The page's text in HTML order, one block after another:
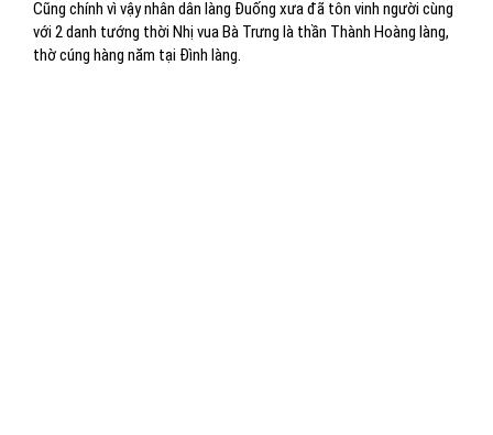
Cũng chính vì vậy nhân dân làng Đuống xưa đã tôn vinh người cùng
với 2 danh tướng thời Nhị vua Bà Trưng là thần Thành Hoàng làng,
thờ cúng hàng năm tại Đình làng.